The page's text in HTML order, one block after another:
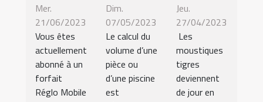
Mer.
21/06/2023
Vous êtes
actuellement
abonné à un
forfait
Réglo Mobile
Dim.
07/05/2023
Le calcul du
volume d’une
pièce ou
d’une piscine
est
Jeu.
27/04/2023
Les
moustiques
tigres
deviennent
de jour en